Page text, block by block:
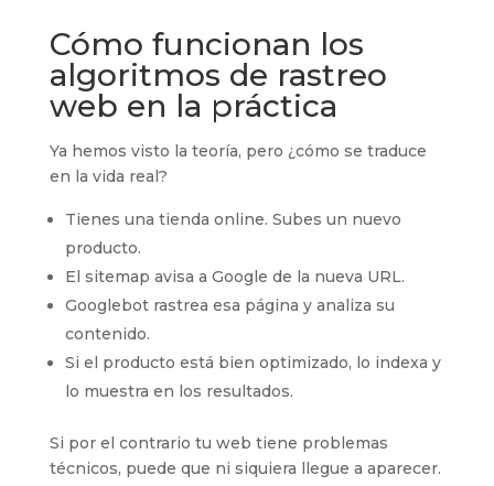
Cómo funcionan los
algoritmos de rastreo
web en la práctica
Ya hemos visto la teoría, pero ¿cómo se traduce
en la vida real?
Tienes una tienda online. Subes un nuevo
producto.
El sitemap avisa a Google de la nueva URL.
Googlebot rastrea esa página y analiza su
contenido.
Si el producto está bien optimizado, lo indexa y
lo muestra en los resultados.
Si por el contrario tu web tiene problemas
técnicos, puede que ni siquiera llegue a aparecer.